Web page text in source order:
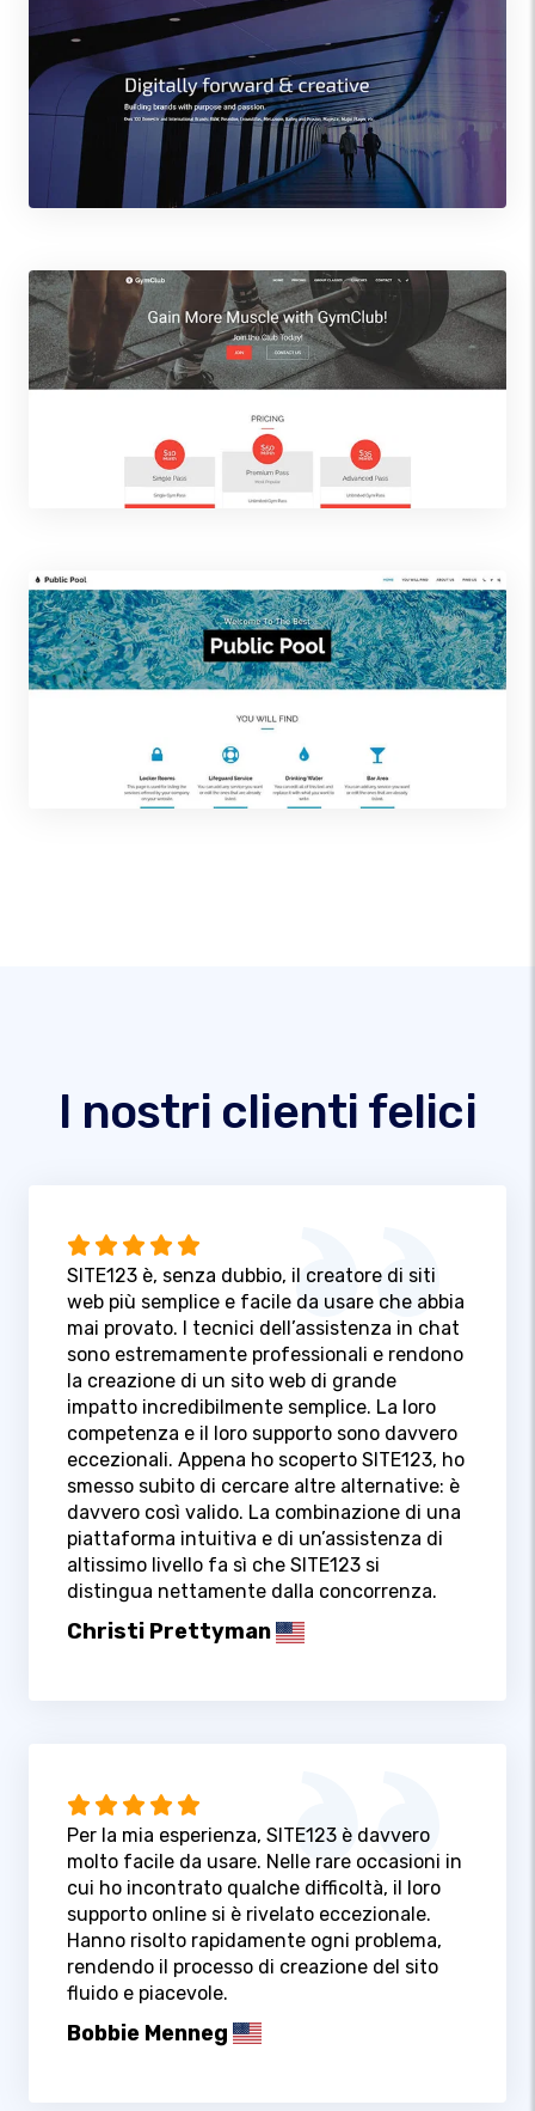
I nostri clienti felici
SITE123 è, senza dubbio, il creatore di siti
web più semplice e facile da usare che abbia
mai provato. I tecnici dell’assistenza in chat
sono estremamente professionali e rendono
la creazione di un sito web di grande
impatto incredibilmente semplice. La loro
competenza e il loro supporto sono davvero
eccezionali. Appena ho scoperto SITE123, ho
smesso subito di cercare altre alternative: è
davvero così valido. La combinazione di una
piattaforma intuitiva e di un’assistenza di
altissimo livello fa sì che SITE123 si
distingua nettamente dalla concorrenza.
Christi Prettyman
Per la mia esperienza, SITE123 è davvero
molto facile da usare. Nelle rare occasioni in
cui ho incontrato qualche difficoltà, il loro
supporto online si è rivelato eccezionale.
Hanno risolto rapidamente ogni problema,
rendendo il processo di creazione del sito
fluido e piacevole.
Bobbie Menneg